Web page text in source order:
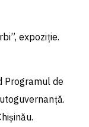
expoziție.
Programul de